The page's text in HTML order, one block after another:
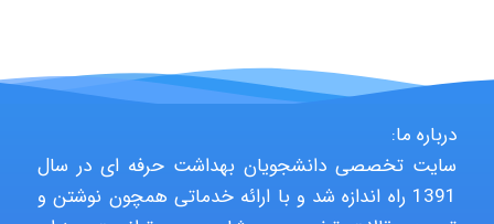
Jafar Tym
aghajari vahid
درباره ما:
سایت تخصصی دانشجویان بهداشت حرفه ای در سال
1391 راه اندازه شد و با ارائه خدماتی همچون نوشتن و